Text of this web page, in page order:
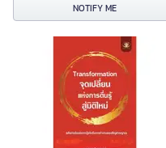
NOTIFY ME